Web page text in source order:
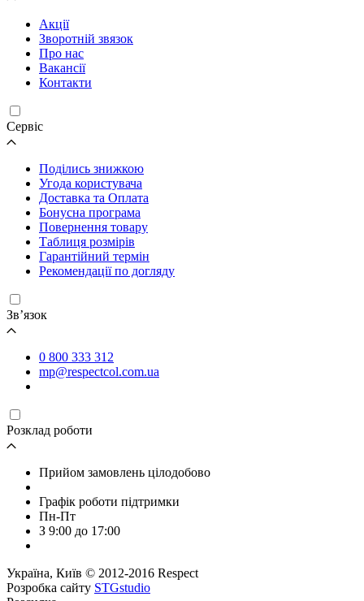
Акції
Зворотній звязок
Про нас
Вакансії
Контакти
Cервіс
Поділись знижкою
Угода користувача
Доставка та Оплата
Бонусна програма
Повернення товару
Таблиця розмірів
Гарантійний термін
Рекомендації по догляду
Зв’язок
0 800 333 312
mp@respectcol.com.ua
Розклад роботи
Прийом замовлень цілодобово
Графік роботи підтримки
Пн-Пт
З 9:00 до 17:00
Україна, Київ © 2012-2016 Respect
Розробка сайту STGstudio